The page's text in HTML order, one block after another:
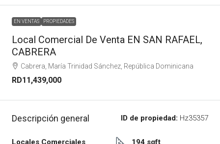
EN VENTAS PROPIEDADES
Local Comercial De Venta EN SAN RAFAEL,
CABRERA
Cabrera, María Trinidad Sánchez, República Dominicana
RD11,439,000
Descripción general ID de propiedad: Hz35357
Locales Comerciales
194 sqft